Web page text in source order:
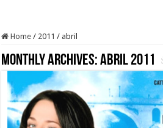
Home / 2011 / abril
Monthly Archives:abril 2011